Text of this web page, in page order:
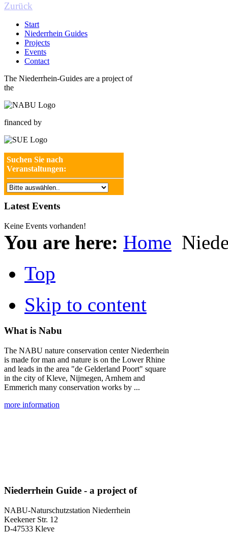
Zurück
Start
Niederrhein Guides
Projects
Events
Contact
The Niederrhein-Guides are a project of
the
financed by
Suchen Sie nach
Veranstaltungen:
Latest Events
Keine Events vorhanden!
You are here: Home
Top
Skip to content
What is Nabu
The NABU nature conservation center Niederrhein
is made for man and nature is on the Lower Rhine
and leads in the area "de Gelderland Poort" square
in the city of Kleve, Nijmegen, Arnhem and
Emmerich many conservation works by ...
more information
Niederrhein Guide - a project of
NABU-Naturschutzstation Niederrhein
Keekener Str. 12
D-47533 Kleve